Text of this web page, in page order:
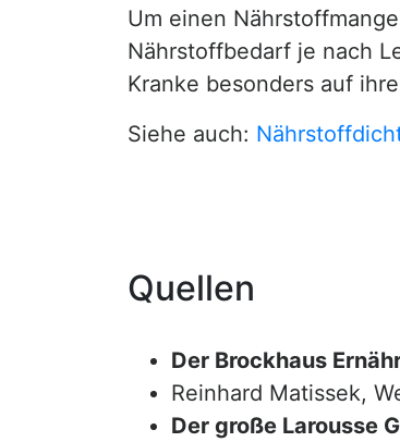
Um einen
Nährstoffbedarf je nach
Kranke besonders auf ihre
Siehe auch:
Quellen
Der Brockhaus
Reinhard Matissek,
Der große Larousse